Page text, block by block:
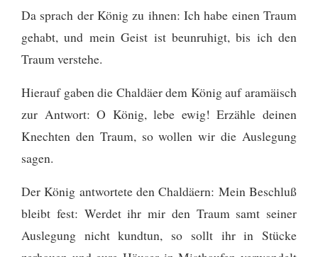
Da sprach der König zu ihnen: Ich habe einen Traum
gehabt, und mein Geist ist beunruhigt, bis ich den
Traum verstehe.
Hierauf gaben die Chaldäer dem König auf aramäisch
zur Antwort: O König, lebe ewig! Erzähle deinen
Knechten den Traum, so wollen wir die Auslegung
sagen.
Der König antwortete den Chaldäern: Mein Beschluß
bleibt fest: Werdet ihr mir den Traum samt seiner
Auslegung nicht kundtun, so sollt ihr in Stücke